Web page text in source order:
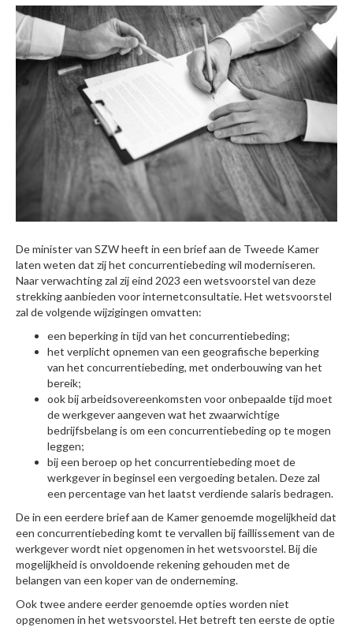
De minister van SZW heeft in een brief aan de Tweede Kamer
laten weten dat zij het concurrentiebeding wil moderniseren.
Naar verwachting zal zij eind 2023 een wetsvoorstel van deze
strekking aanbieden voor internetconsultatie. Het wetsvoorstel
zal de volgende wijzigingen omvatten:
een beperking in tijd van het concurrentiebeding;
het verplicht opnemen van een geografische beperking
van het concurrentiebeding, met onderbouwing van het
bereik;
ook bij arbeidsovereenkomsten voor onbepaalde tijd moet
de werkgever aangeven wat het zwaarwichtige
bedrijfsbelang is om een concurrentiebeding op te mogen
leggen;
bij een beroep op het concurrentiebeding moet de
werkgever in beginsel een vergoeding betalen. Deze zal
een percentage van het laatst verdiende salaris bedragen.
De in een eerdere brief aan de Kamer genoemde mogelijkheid dat
een concurrentiebeding komt te vervallen bij faillissement van de
werkgever wordt niet opgenomen in het wetsvoorstel. Bij die
mogelijkheid is onvoldoende rekening gehouden met de
belangen van een koper van de onderneming.
Ook twee andere eerder genoemde opties worden niet
opgenomen in het wetsvoorstel. Het betreft ten eerste de optie